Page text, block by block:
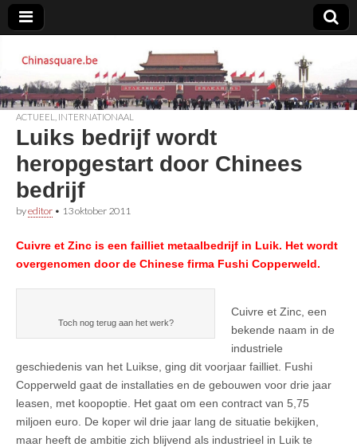
Chinasquare.be
ACTUEEL INTERNATIONAAL
Luiks bedrijf wordt
heropgestart door Chinees
bedrijf
byeditor • 13 oktober 2011
Cuivre et Zinc is een failliet metaalbedrijf in Luik. Het wordt
overgenomen door de Chinese firma Fushi Copperweld.
Toch nog terug aan het werk?
Cuivre et Zinc, een
bekende naam in de
industriele
geschiedenis van het Luikse, ging dit voorjaar failliet. Fushi
Copperweld gaat de installaties en de gebouwen voor drie jaar
leasen, met koopoptie. Het gaat om een contract van 5,75
miljoen euro. De koper wil drie jaar lang de situatie bekijken,
maar heeft de ambitie zich blijvend als industrieel in Luik te